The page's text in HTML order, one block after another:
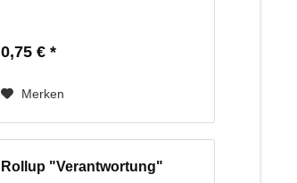
0,75 € *
Merken
Rollup "Verantwortung"